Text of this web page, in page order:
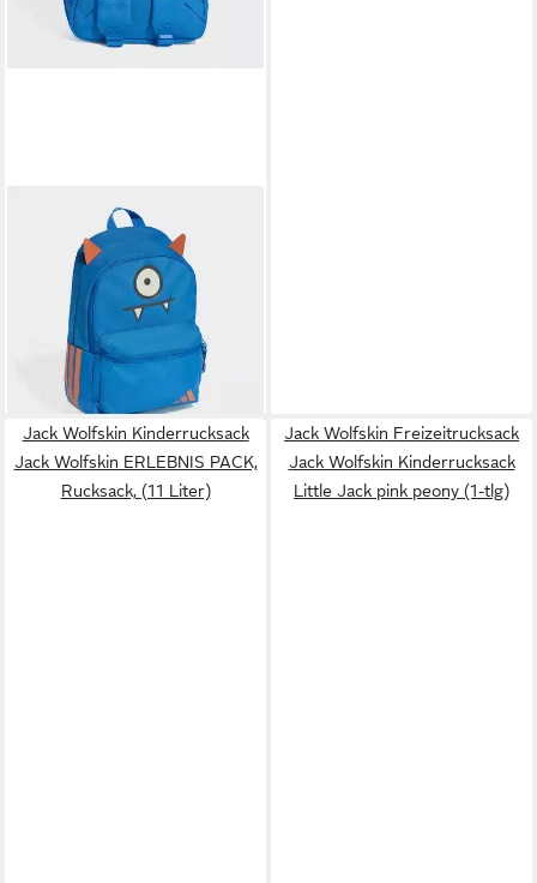
ADIDAS PERFORMANCE
Rucksack LITTLE KIDS
TIRO_NSTER S
21,99 € UVP 25,00 €
lieferbar - in 1-2 Werktagen bei dir
Jack Wolfskin Kinderrucksack
Jack Wolfskin ERLEBNIS PACK,
Rucksack, (11 Liter)
Jack Wolfskin Freizeitrucksack
Jack Wolfskin Kinderrucksack
Little Jack pink peony (1-tlg)